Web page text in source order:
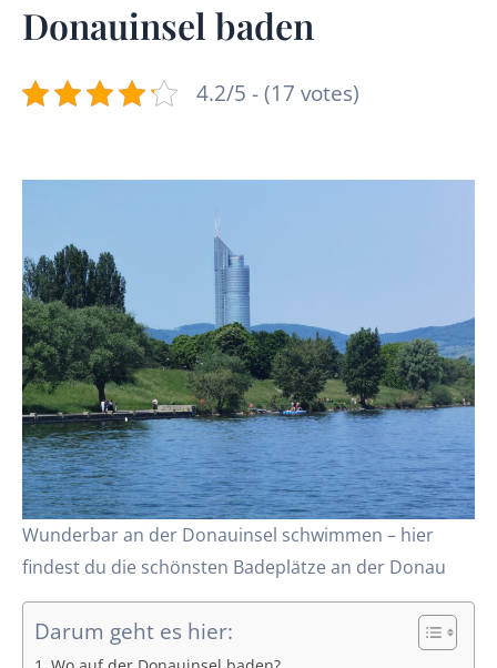
Donauinsel baden
4.2/5 - (17 votes)
Wunderbar an der Donauinsel schwimmen – hier
findest du die schönsten Badeplätze an der Donau
Darum geht es hier: